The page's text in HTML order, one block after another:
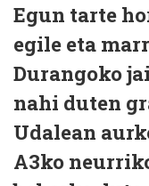
Egun tarte
egile eta
Durangoko
nahi duten
Udalean
A3ko